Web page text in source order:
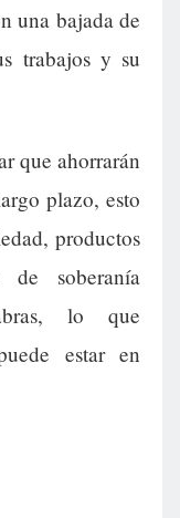
una bajada de
trabajos y su
que ahorrarán
plazo, esto
productos
soberanía
lo que
estar en